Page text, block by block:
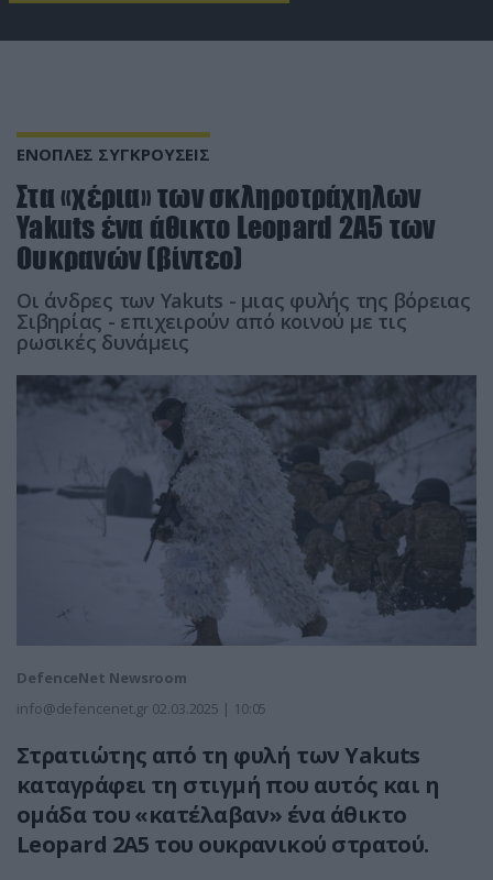
ΕΝΟΠΛΕΣ ΣΥΓΚΡΟΥΣΕΙΣ
Στα «χέρια» των σκληροτράχηλων
Yakuts ένα άθικτο Leopard 2A5 των
Ουκρανών (βίντεο)
Οι άνδρες των Yakuts - μιας φυλής της βόρειας
Σιβηρίας - επιχειρούν από κοινού με τις
ρωσικές δυνάμεις
DefenceNet Newsroom
info@defencenet.gr 02.03.2025 | 10:05
Στρατιώτης από τη φυλή των Yakuts
καταγράφει τη στιγμή που αυτός και η
ομάδα του «κατέλαβαν» ένα άθικτο
Leopard 2A5 του ουκρανικού στρατού.